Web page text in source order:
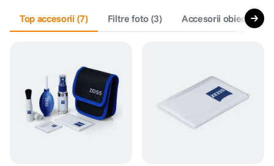
5. canon sx740 hs
card memorie
8 ulanzi
insta 360
Top accesorii (7) Filtre foto (3) Accesorii obiective